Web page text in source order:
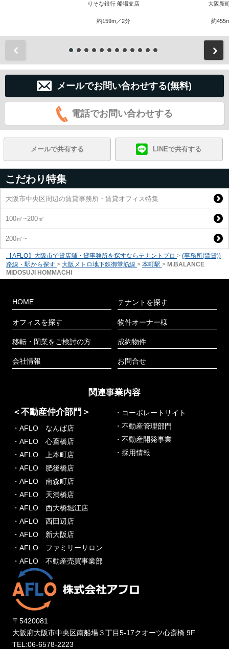
りそな銀行 船場支店
約159m／2分
大阪新
約
メールでお問い合わせする(無料)
電話でお問い合わせする
メールで共有する LINEで共有する
こだわり特集
大阪市中央区周辺の賃貸事務所・賃貸オフィス特集
100㎡~200㎡
200㎡~
【AFLO】大阪市で貸店舗・貸事務所を探すならテナントプロ > (事務所(賃貸))
路線・駅から探す > 大阪メトロ地下鉄御堂筋線 > 本町駅 > M.BALANCE
MIDOSUJI HOMMACHI
HOME
オフィスを探す
移転・閉業をご検討の方
会社情報
テナントを探す
物件オーナー様
成約物件
お問合せ
関連事業内容
＜不動産仲介部門＞
・AFLO なんば店
・AFLO 心斎橋店
・AFLO 上本町店
・AFLO 肥後橋店
・AFLO 南森町店
・AFLO 天満橋店
・AFLO 西大橋堀江店
・AFLO 西田辺店
・AFLO 新大阪店
・AFLO ファミリーサロン
・AFLO 不動産売買事業部
・コーポレートサイト
・不動産管理部門
・不動産開発事業
・採用情報
〒5420081
大阪府大阪市中央区南船場３丁目5-17クオーツ心斎橋 9F
TEL:06-6578-2223